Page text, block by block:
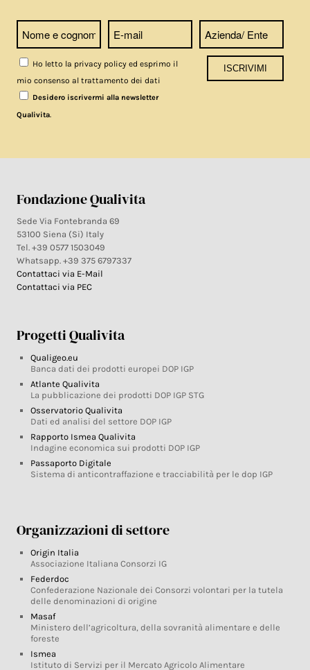
Ho letto la privacy policy ed esprimo il
mio consenso al trattamento dei dati
Desidero iscrivermi alla newsletter
Qualivita.
Fondazione Qualivita
Sede Via Fontebranda 69
53100 Siena (Si) Italy
Tel. +39 0577 1503049
Whatsapp. +39 375 6797337
Contattaci via E-Mail
Contattaci via PEC
Progetti Qualivita
Qualigeo.eu
Banca dati dei prodotti europei DOP IGP
Atlante Qualivita
La pubblicazione dei prodotti DOP IGP STG
Osservatorio Qualivita
Dati ed analisi del settore DOP IGP
Rapporto Ismea Qualivita
Indagine economica sui prodotti DOP IGP
Passaporto Digitale
Sistema di anticontraffazione e tracciabilità per le dop IGP
Organizzazioni di settore
Origin Italia
Associazione Italiana Consorzi IG
Federdoc
Confederazione Nazionale dei Consorzi volontari per la tutela
delle denominazioni di origine
Masaf
Ministero dell’agricoltura, della sovranità alimentare e delle
foreste
Ismea
Istituto di Servizi per il Mercato Agricolo Alimentare